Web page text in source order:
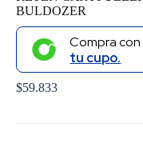
BULDOZER
Compra con
tu cupo.
$59.833